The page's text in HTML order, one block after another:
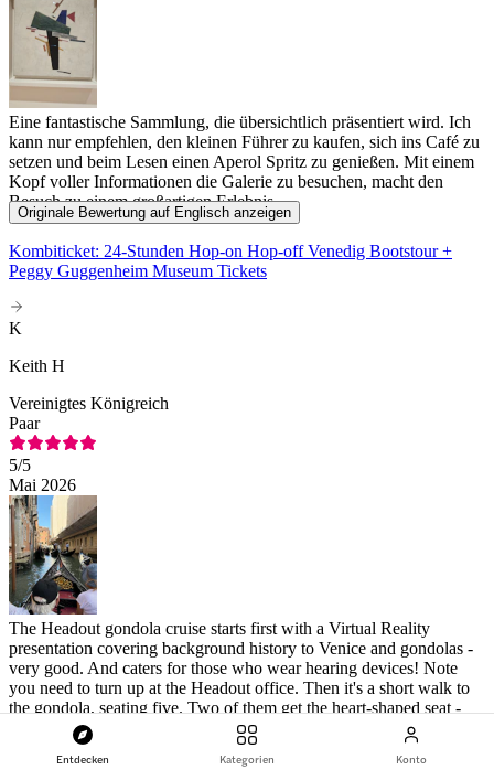
Entdecken Kategorien Konto
Eine fantastische Sammlung, die übersichtlich präsentiert wird. Ich
kann nur empfehlen, den kleinen Führer zu kaufen, sich ins Café zu
setzen und beim Lesen einen Aperol Spritz zu genießen. Mit einem
Kopf voller Informationen die Galerie zu besuchen, macht den
Besuch zu einem großartigen Erlebnis.
Originale Bewertung auf Englisch anzeigen
Kombiticket: 24-Stunden Hop-on Hop-off Venedig Bootstour +
Peggy Guggenheim Museum Tickets
K
Keith H
Vereinigtes Königreich
Paar
5/5
Mai 2026
The Headout gondola cruise starts first with a Virtual Reality
presentation covering background history to Venice and gondolas -
very good. And caters for those who wear hearing devices! Note
you need to turn up at the Headout office. Then it's a short walk to
the gondola, seating five. Two of them get the heart-shaped seat -
the others have flat seats. Can't change positions once you're
onboard (as one tried during our 25-minute trip causing a panicky
shout from the gondolier as the boat swayed threateningly!) All in all
Venedig: klassische Gondelfahrt auf dem Canal Grande